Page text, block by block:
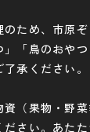
のため、市原
」「鳥のおや
承ください。
（果物・野
さい。あた